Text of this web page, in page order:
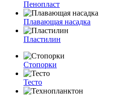
Пенопласт
Плавающая насадка
Пластилин
Стопорки
Тесто